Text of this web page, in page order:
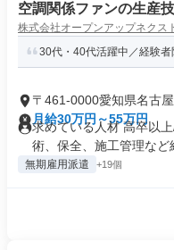
空調関係ファンの生産
株式会社オープンアップネクス
30代・40代活躍中／経験
〒461-0000愛知県名古
月給30万円～55万円
求めている人材 高卒以
術、保全、施工管理など
無期雇用派遣 +19個